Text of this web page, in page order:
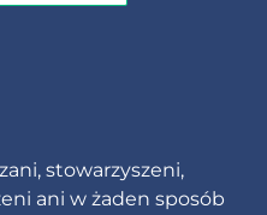
stowarzyszeni,
ani w żaden sposób